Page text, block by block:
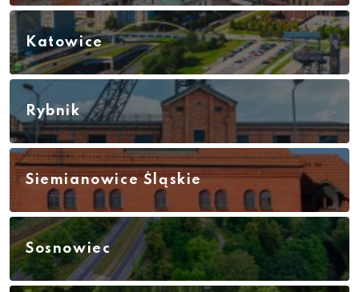
Katowice
Rybnik
Siemianowice Śląskie
Sosnowiec